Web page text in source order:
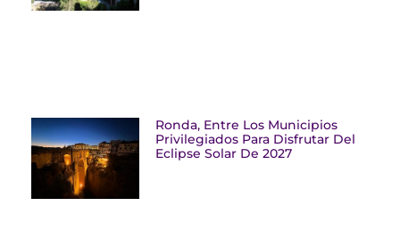
Ronda, Entre Los Municipios
Privilegiados Para Disfrutar Del
Eclipse Solar De 2027